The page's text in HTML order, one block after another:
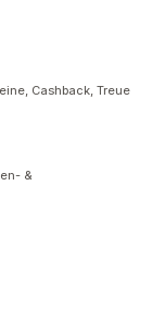
Cashback, Treue
&